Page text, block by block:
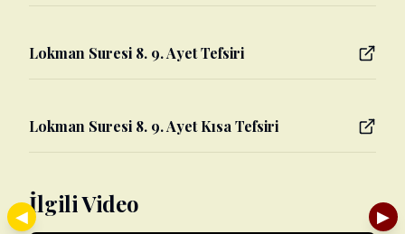
Lokman Suresi 8. 9. Ayet Tefsiri
Lokman Suresi 8. 9. Ayet Kısa Tefsiri
İlgili Video
◀ ▶